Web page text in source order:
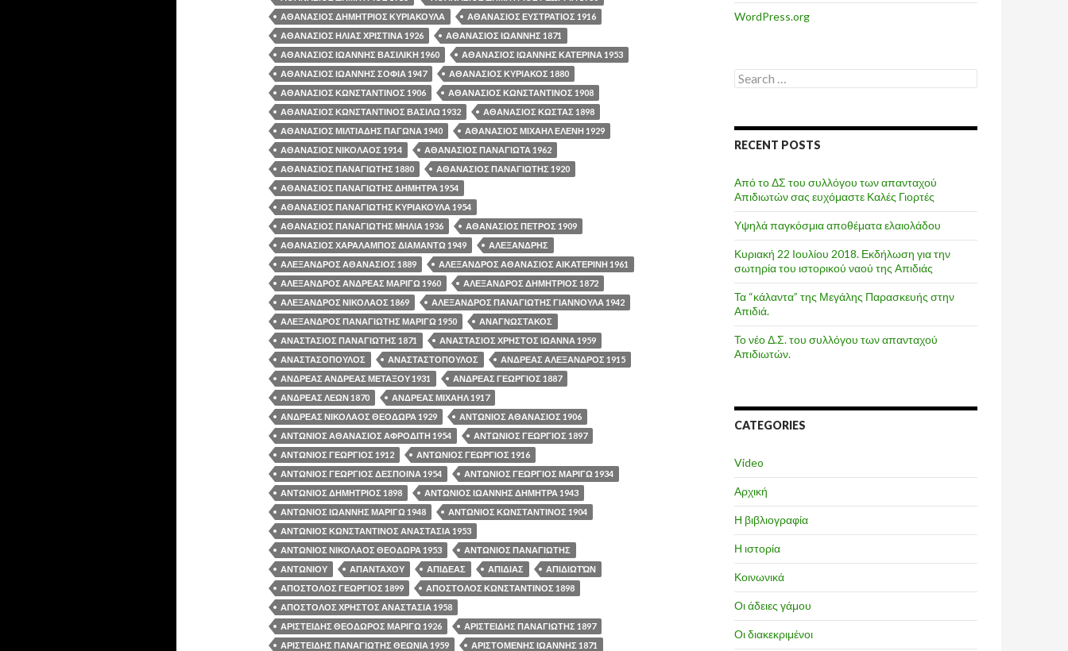
ΑΘΑΝΑΣΙΟΣ ΔΗΜΗΤΡΙΟΣ ΚΥΡΙΑΚΟΥΛΑ
ΑΘΑΝΑΣΙΟΣ ΕΥΣΤΡΑΤΙΟΣ 1916
ΑΘΑΝΑΣΙΟΣ ΗΛΙΑΣ ΧΡΙΣΤΙΝΑ 1926
ΑΘΑΝΑΣΙΟΣ ΙΩΑΝΝΗΣ 1871
ΑΘΑΝΑΣΙΟΣ ΙΩΑΝΝΗΣ ΒΑΣΙΛΙΚΗ 1960
ΑΘΑΝΑΣΙΟΣ ΙΩΑΝΝΗΣ ΚΑΤΕΡΙΝΑ 1953
ΑΘΑΝΑΣΙΟΣ ΙΩΑΝΝΗΣ ΣΟΦΙΑ 1947
ΑΘΑΝΑΣΙΟΣ ΚΥΡΙΑΚΟΣ 1880
ΑΘΑΝΑΣΙΟΣ ΚΩΝΣΤΑΝΤΙΝΟΣ 1906
ΑΘΑΝΑΣΙΟΣ ΚΩΝΣΤΑΝΤΙΝΟΣ 1908
ΑΘΑΝΑΣΙΟΣ ΚΩΝΣΤΑΝΤΙΝΟΣ ΒΑΣΙΛΩ 1932
ΑΘΑΝΑΣΙΟΣ ΚΩΣΤΑΣ 1898
ΑΘΑΝΑΣΙΟΣ ΜΙΛΤΙΑΔΗΣ ΠΑΓΩΝΑ 1940
ΑΘΑΝΑΣΙΟΣ ΜΙΧΑΗΛ ΕΛΕΝΗ 1929
ΑΘΑΝΑΣΙΟΣ ΝΙΚΟΛΑΟΣ 1914
ΑΘΑΝΑΣΙΟΣ ΠΑΝΑΓΙΩΤΑ 1962
ΑΘΑΝΑΣΙΟΣ ΠΑΝΑΓΙΩΤΗΣ 1880
ΑΘΑΝΑΣΙΟΣ ΠΑΝΑΓΙΩΤΗΣ 1920
ΑΘΑΝΑΣΙΟΣ ΠΑΝΑΓΙΩΤΗΣ ΔΗΜΗΤΡΑ 1954
ΑΘΑΝΑΣΙΟΣ ΠΑΝΑΓΙΩΤΗΣ ΚΥΡΙΑΚΟΥΛΑ 1954
ΑΘΑΝΑΣΙΟΣ ΠΑΝΑΓΙΩΤΗΣ ΜΗΛΙΑ 1936
ΑΘΑΝΑΣΙΟΣ ΠΕΤΡΟΣ 1909
ΑΘΑΝΑΣΙΟΣ ΧΑΡΑΛΑΜΠΟΣ ΔΙΑΜΑΝΤΩ 1949
ΑΛΕΞΑΝΔΡΗΣ
ΑΛΕΞΑΝΔΡΟΣ ΑΘΑΝΑΣΙΟΣ 1889
ΑΛΕΞΑΝΔΡΟΣ ΑΘΑΝΑΣΙΟΣ ΑΙΚΑΤΕΡΙΝΗ 1961
ΑΛΕΞΑΝΔΡΟΣ ΑΝΔΡΕΑΣ ΜΑΡΙΓΩ 1960
ΑΛΕΞΑΝΔΡΟΣ ΔΗΜΗΤΡΙΟΣ 1872
ΑΛΕΞΑΝΔΡΟΣ ΝΙΚΟΛΑΟΣ 1869
ΑΛΕΞΑΝΔΡΟΣ ΠΑΝΑΓΙΩΤΗΣ ΓΙΑΝΝΟΥΛΑ 1942
ΑΛΕΞΑΝΔΡΟΣ ΠΑΝΑΓΙΩΤΗΣ ΜΑΡΙΓΩ 1950
ΑΝΑΓΝΩΣΤΑΚΟΣ
ΑΝΑΣΤΑΣΙΟΣ ΠΑΝΑΓΙΩΤΗΣ 1871
ΑΝΑΣΤΑΣΙΟΣ ΧΡΗΣΤΟΣ ΙΩΑΝΝΑ 1959
ΑΝΑΣΤΑΣΟΠΟΥΛΟΣ
ΑΝΑΣΤΑΣΤΟΠΟΥΛΟΣ
ΑΝΔΡΕΑΣ ΑΛΕΞΑΝΔΡΟΣ 1915
ΑΝΔΡΕΑΣ ΑΝΔΡΕΑΣ ΜΕΤΑΞΟΥ 1931
ΑΝΔΡΕΑΣ ΓΕΩΡΓΙΟΣ 1887
ΑΝΔΡΕΑΣ ΛΕΩΝ 1870
ΑΝΔΡΕΑΣ ΜΙΧΑΗΛ 1917
ΑΝΔΡΕΑΣ ΝΙΚΟΛΑΟΣ ΘΕΟΔΩΡΑ 1929
ΑΝΤΩΝΙΟΣ ΑΘΑΝΑΣΙΟΣ 1906
ΑΝΤΩΝΙΟΣ ΑΘΑΝΑΣΙΟΣ ΑΦΡΟΔΙΤΗ 1954
ΑΝΤΩΝΙΟΣ ΓΕΩΡΓΙΟΣ 1897
ΑΝΤΩΝΙΟΣ ΓΕΩΡΓΙΟΣ 1912
ΑΝΤΩΝΙΟΣ ΓΕΩΡΓΙΟΣ 1916
ΑΝΤΩΝΙΟΣ ΓΕΩΡΓΙΟΣ ΔΕΣΠΟΙΝΑ 1954
ΑΝΤΩΝΙΟΣ ΓΕΩΡΓΙΟΣ ΜΑΡΙΓΩ 1934
ΑΝΤΩΝΙΟΣ ΔΗΜΗΤΡΙΟΣ 1898
ΑΝΤΩΝΙΟΣ ΙΩΑΝΝΗΣ ΔΗΜΗΤΡΑ 1943
ΑΝΤΩΝΙΟΣ ΙΩΑΝΝΗΣ ΜΑΡΙΓΩ 1948
ΑΝΤΩΝΙΟΣ ΚΩΝΣΤΑΝΤΙΝΟΣ 1904
ΑΝΤΩΝΙΟΣ ΚΩΝΣΤΑΝΤΙΝΟΣ ΑΝΑΣΤΑΣΙΑ 1953
ΑΝΤΩΝΙΟΣ ΝΙΚΟΛΑΟΣ ΘΕΟΔΩΡΑ 1953
ΑΝΤΩΝΙΟΣ ΠΑΝΑΓΙΩΤΗΣ
ΑΝΤΩΝΙΟΥ
ΑΠΑΝΤΑΧΟΥ ΑΠΙΔΕΑΣ ΑΠΙΔΙΑΣ
ΑΠΙΔΙΩΤΏΝ
ΑΠΟΣΤΟΛΟΣ ΓΕΩΡΓΙΟΣ 1899
ΑΠΟΣΤΟΛΟΣ ΚΩΝΣΤΑΝΤΙΝΟΣ 1898
ΑΠΟΣΤΟΛΟΣ ΧΡΗΣΤΟΣ ΑΝΑΣΤΑΣΙΑ 1958
ΑΡΙΣΤΕΙΔΗΣ ΘΕΟΔΩΡΟΣ ΜΑΡΙΓΩ 1926
ΑΡΙΣΤΕΙΔΗΣ ΠΑΝΑΓΙΩΤΗΣ 1897
ΑΡΙΣΤΕΙΔΗΣ ΠΑΝΑΓΙΩΤΗΣ ΘΕΩΝΙΑ 1959
ΑΡΙΣΤΟΜΕΝΗΣ ΙΩΑΝΝΗΣ 1871
WordPress.org
Search
for:
RECENT POSTS
Από το ΔΣ του συλλόγου των απανταχού
Απιδιωτών σας ευχόμαστε Καλές Γιορτές
Υψηλά παγκόσμια αποθέματα ελαιολάδου
Κυριακή 22 Ιουλίου 2018. Εκδήλωση για την
σωτηρία του ιστορικού ναού της Απιδιάς
Τα “κάλαντα” της Μεγάλης Παρασκευής στην
Απιδιά.
Το νέο Δ.Σ. του συλλόγου των απανταχού
Απιδιωτών.
CATEGORIES
Video
Αρχική
Η βιβλιογραφία
Η ιστορία
Κοινωνικά
Οι άδειες γάμου
Οι διακεκριμένοι